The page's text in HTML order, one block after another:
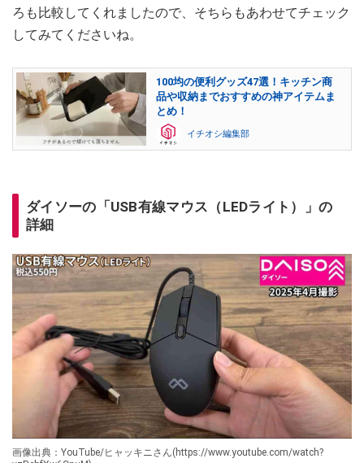
ろも比較してくれましたので、そちらもあわせてチェック
してみてくださいね。
100均の便利グッズ47選！キッチン商
品や収納までおすすめの神アイテムま
とめ！
イチオシ編集部
ダイソーの「USB有線マウス（LEDライト）」の
詳細
画像出典：YouTube/ヒャッキニさん(https://www.youtube.com/watch?